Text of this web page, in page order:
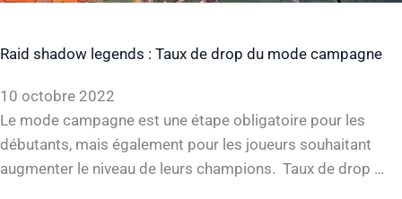
Raid shadow legends : Taux de drop du mode campagne
10 octobre 2022
Le mode campagne est une étape obligatoire pour les
débutants, mais également pour les joueurs souhaitant
augmenter le niveau de leurs champions. Taux de drop …